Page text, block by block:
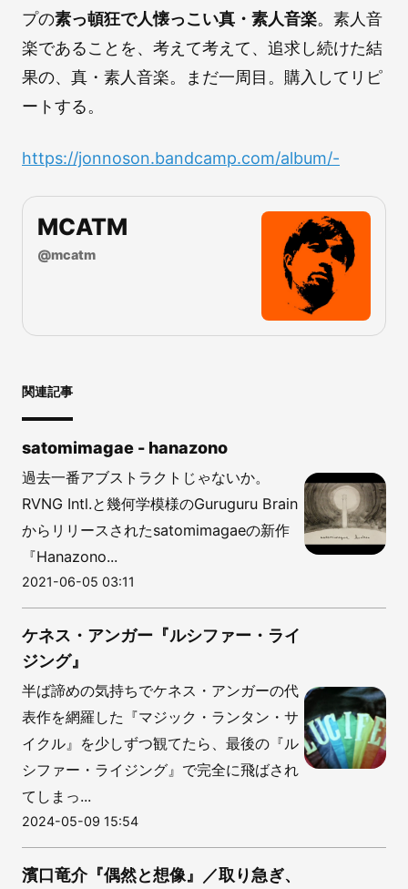
プの素っ頓狂で人懐っこい真・素人音楽。素人音
楽であることを、考えて考えて、追求し続けた結
果の、真・素人音楽。まだ一周目。購入してリピ
ートする。
https://jonnoson.bandcamp.com/album/-
MCATM
@mcatm
関連記事
satomimagae - hanazono
過去一番アブストラクトじゃないか。
RVNG Intl.と幾何学模様のGuruguru Brain
からリリースされたsatomimagaeの新作
『Hanazono...
2021-06-05 03:11
ケネス・アンガー『ルシファー・ライ
ジング』
半ば諦めの気持ちでケネス・アンガーの代
表作を網羅した『マジック・ランタン・サ
イクル』を少しずつ観てたら、最後の『ル
シファー・ライジング』で完全に飛ばされ
てしまっ...
2024-05-09 15:54
濱口竜介『偶然と想像』／取り急ぎ、